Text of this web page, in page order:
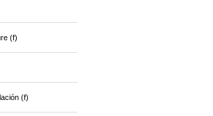
(f)
(f)